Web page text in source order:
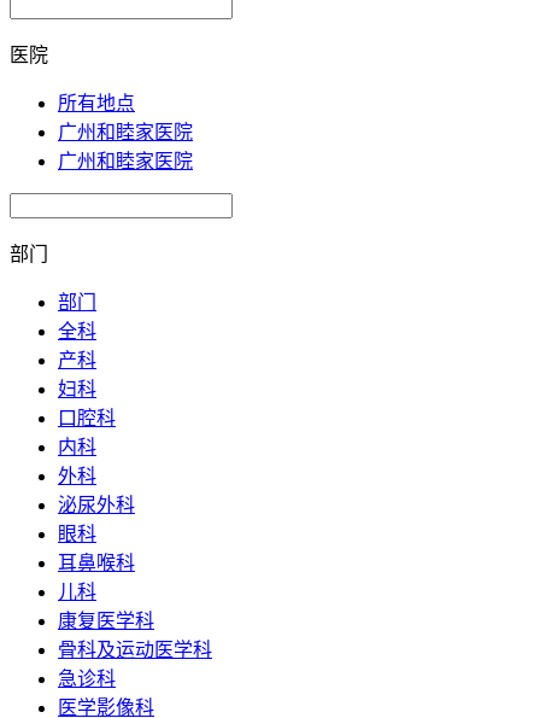
医院
所有地点
广州和睦家医院
广州和睦家医院
部门
部门
全科
产科
妇科
口腔科
内科
外科
泌尿外科
眼科
耳鼻喉科
儿科
康复医学科
骨科及运动医学科
急诊科
医学影像科